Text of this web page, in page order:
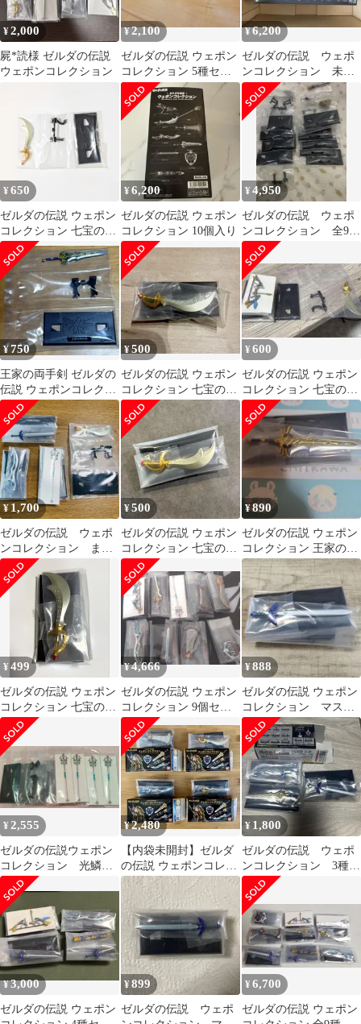
¥2,000
屍*読様 ゼルダの伝説
ウェポンコレクション
¥2,100
ゼルダの伝説 ウェポン
コレクション 5種セッ
ト+おまけ
¥6,200
ゼルダの伝説 ウェポ
ンコレクション 未開
封BOX
¥650
ゼルダの伝説 ウェポン
コレクション 七宝のナ
イフ
¥6,200
ゼルダの伝説 ウェポン
コレクション 10個入り
¥4,950
ゼルダの伝説 ウェポ
ンコレクション 全9
種 コンプリートセッ
ト レア含む
¥750
王家の両手剣 ゼルダの
伝説 ウェポンコレクシ
ョン Nintendo
¥500
ゼルダの伝説 ウェポン
コレクション 七宝のナ
イフ
¥600
ゼルダの伝説 ウェポン
コレクション 七宝のナ
イフ オオワシの弓
¥ 1,700
ゼルダの伝説 ウェポ
ンコレクション まと
め売り
¥500
ゼルダの伝説 ウェポン
コレクション 七宝のナ
イフ
¥890
ゼルダの伝説 ウェポン
コレクション 王家の両
手剣 Nintendo
¥499
ゼルダの伝説 ウェポン
コレクション 七宝のナ
イフ
¥4,666
ゼルダの伝説 ウェポン
コレクション 9個セッ
ト
¥888
ゼルダの伝説 ウェポン
コレクション マスタ
ーソード
¥2,555
ゼルダの伝説ウェポン
コレクション 光鱗の
槍
¥2,480
【内袋未開封】ゼルダ
の伝説 ウェポンコレク
ション 4種セット 王家
の両手剣他
¥ 1,800
ゼルダの伝説 ウェポ
ンコレクション 3種類
まとめ売り
¥3,000
ゼルダの伝説 ウェポン
¥899
ゼルダの伝説 ウェポ
¥6,700
ゼルダの伝説 ウェポン